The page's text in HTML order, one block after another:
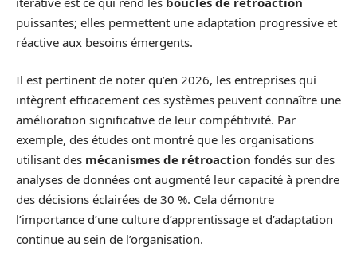
puissantes; elles permettent une adaptation progressive et
réactive aux besoins émergents.
Il est pertinent de noter qu’en 2026, les entreprises qui
intègrent efficacement ces systèmes peuvent connaître une
amélioration significative de leur compétitivité. Par
exemple, des études ont montré que les organisations
utilisant des mécanismes de rétroaction fondés sur des
analyses de données ont augmenté leur capacité à prendre
des décisions éclairées de 30 %. Cela démontre
l’importance d’une culture d’apprentissage et d’adaptation
continue au sein de l’organisation.